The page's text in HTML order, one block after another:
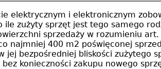
elektrycznym i elektronicznym
zużyty sprzęt jest tego samego
sprzedaży w rozumieniu
najmniej 400 m2 poświęconej
jej bezpośredniej bliskości
konieczności zakupu nowego